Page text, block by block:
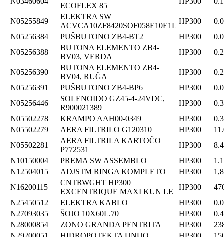
ECOFLEX 85
N05255849
ELEKTRA SW
ACVCA10ZF8420SOF058E10E1L
HP300
N05256384
PUŜBUTONO ZB4-BT2 HP300
N05256388
BUTONA ELEMENTO ZB4-
BV03, VERDA
HP300
N05256390
BUTONA ELEMENTO ZB4-
BV04, RUĜA
HP300
N05256391
PUŜBUTONO ZB4-BP6 HP300
N05256446
SOLENOIDO GZ45-4-24VDC,
R900021389
HP300
N05502278
KRAMPO AAH00-0349 HP300
N05502279
AERA FILTRILO G120310 HP300
N05502281
AERA FILTRILA KARTOĈO
P772531
HP300
N10150004
PREMA SW ASSEMBLO HP300
N12504015
ADJSTM RINGA KOMPLETO HP300
N16200115
CNTRWGHT HP300
EXCENTRIQUE MAXI KUN LE
HP300
N25450512
ELEKTRA KABLO HP300
N27093035
ŜOJO 10X60L.70 HP300
N28000854
ZONO GRANDA PENTRITA HP300